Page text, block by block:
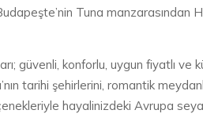
Tuna
güvenli, konforlu, uygun fiyatlı
tarihi şehirlerini, romantik
hayalinizdeki Avrupa